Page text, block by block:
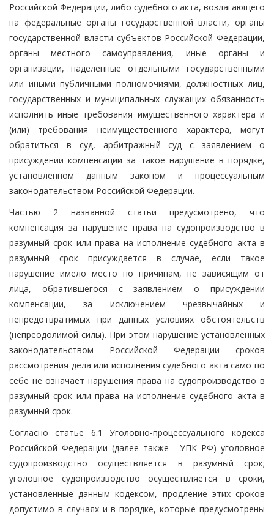
Российской Федерации, либо судебного акта, возлагающего
на федеральные органы государственной власти, органы
государственной власти субъектов Российской Федерации,
органы местного самоуправления, иные органы и
организации, наделенные отдельными государственными
или иными публичными полномочиями, должностных лиц,
государственных и муниципальных служащих обязанность
исполнить иные требования имущественного характера и
(или) требования неимущественного характера, могут
обратиться в суд, арбитражный суд с заявлением о
присуждении компенсации за такое нарушение в порядке,
установленном данным законом и процессуальным
законодательством Российской Федерации.
Частью 2 названной статьи предусмотрено, что
компенсация за нарушение права на судопроизводство в
разумный срок или права на исполнение судебного акта в
разумный срок присуждается в случае, если такое
нарушение имело место по причинам, не зависящим от
лица, обратившегося с заявлением о присуждении
компенсации, за исключением чрезвычайных и
непредотвратимых при данных условиях обстоятельств
(непреодолимой силы). При этом нарушение установленных
законодательством Российской Федерации сроков
рассмотрения дела или исполнения судебного акта само по
себе не означает нарушения права на судопроизводство в
разумный срок или права на исполнение судебного акта в
разумный срок.
Согласно статье 6.1 Уголовно-процессуального кодекса
Российской Федерации (далее также - УПК РФ) уголовное
судопроизводство осуществляется в разумный срок;
уголовное судопроизводство осуществляется в сроки,
установленные данным кодексом, продление этих сроков
допустимо в случаях и в порядке, которые предусмотрены